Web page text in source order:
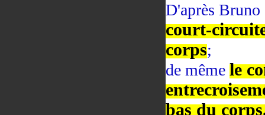
D'après
court-
corps;
de même le
bas du